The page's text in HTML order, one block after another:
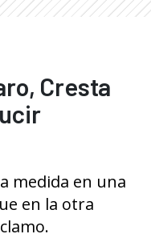
Cresta
medida en una
en la otra